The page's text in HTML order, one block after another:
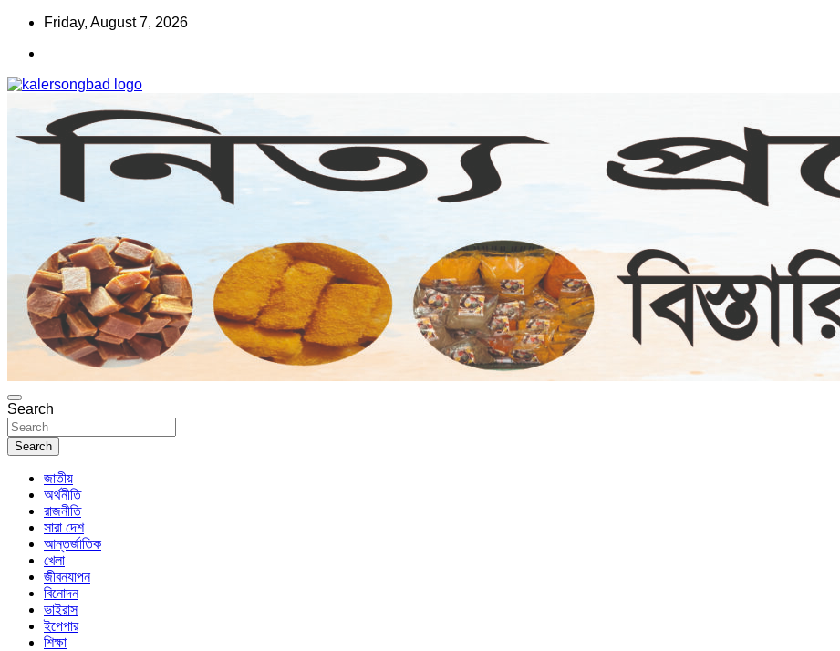
Skip
content
Friday, August 7, 2026
কালের সংবাদ
www.kalersongbad.com
Search
Search
জাতীয়
অর্থনীতি
রাজনীতি
সারা দেশ
আন্তর্জাতিক
খেলা
জীবনযাপন
বিনোদন
ভাইরাস
ইপেপার
শিক্ষা